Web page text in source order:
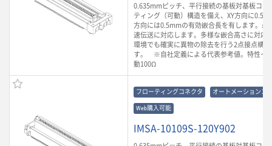
0.635mmピッチ、平行接続の基板対基板コネ
ティング（可動）構造を備え、XY方向に
方向には0.5mmの有効嵌合長を有します。
速伝送に対応します。多様な嵌合高さに対応
環境でも確実に異物の除去を行う2点接点構
す。 ※自社定義による代表参考値。特性イ
動100Ω
フローティングコネクタ オートメーションコ
Web購入可能
IMSA-10109S-120Y902